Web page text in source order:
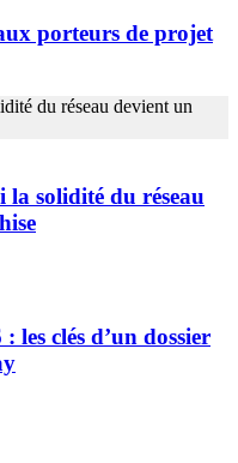
porteurs de projet
solidité du réseau
les clés d’un dossier